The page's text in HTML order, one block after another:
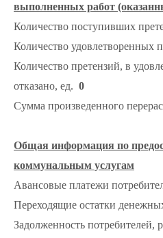
выполненных работ
Количество поступивших
Количество удовлетворенных
Количество претензий, в
отказано, ед. 0
Сумма произведенного
Общая информация по
коммунальным услугам
Авансовые платежи
Переходящие остатки
Задолженность потребителей,